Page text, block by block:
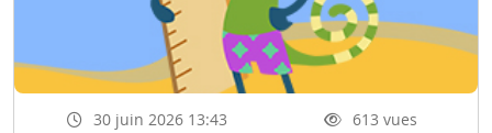
30 juin 2026 13:43
613 vues